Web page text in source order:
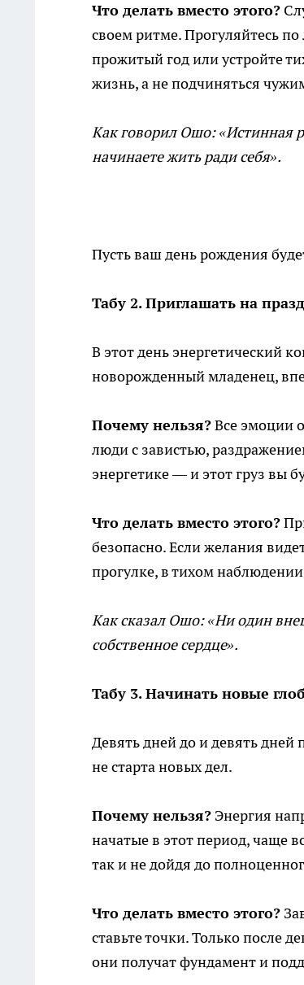
Что делать вместо этого?
своем ритме. Прогуляйтесь
прожитый год или устройте
жизнь, а не подчиняться
Как говорил Ошо: «Истинная
начинаете жить ради себя».
Пусть ваш день рождения
Табу 2. Приглашать на
В этот день энергетический
новорожденный младенец,
Почему нельзя?Все эмоции
люди с завистью,
энергетике — и этот груз вы
Что делать вместо этого?
безопасно. Если желания
прогулке, в тихом
Как сказал Ошо: «Ни один
собственное сердце».
Табу 3. Начинать новые
Девять дней до и девять
не старта новых дел.
Почему нельзя? Энергия
начатые в этот период, чаще
так и не дойдя до
Что делать вместо этого?
ставьте точки. Только после
они получат фундамент и